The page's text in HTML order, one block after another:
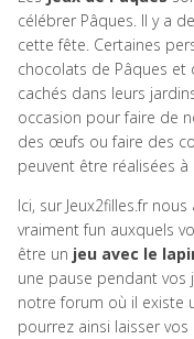
célébrer Pâques. Il y a
cette fête. Certaines
chocolats de Pâques et
cachés dans leurs
occasion pour faire de
des œufs ou faire des
peuvent être réalisées à
Ici, sur Jeux2filles.fr
vraiment fun auxquels
être un jeu avec le
une pause pendant vos
notre forum où il existe
pourrez ainsi laisser